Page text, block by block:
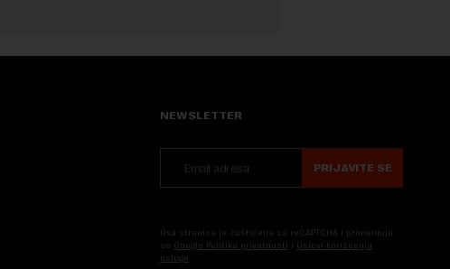
NEWSLETTER
PRIJAVITE SE
Ova stranica je zaštićena sa reCAPTCHA i primenjuju
se Google Politika privatnosti i Uslovi korišćenja
usluge